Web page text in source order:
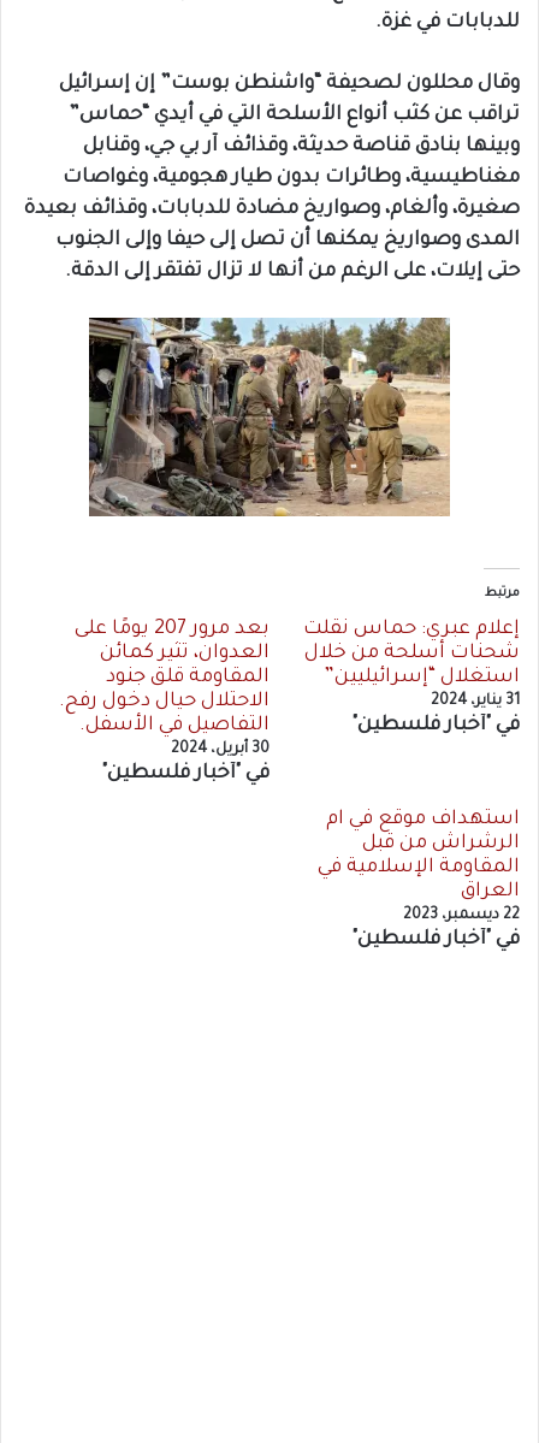
للدبابات في غزة.
وقال محللون لصحيفة “واشنطن بوست” إن إسرائيل
تراقب عن كثب أنواع الأسلحة التي في أيدي “حماس”
وبينها بنادق قناصة حديثة، وقذائف آر بي جي، وقنابل
مغناطيسية، وطائرات بدون طيار هجومية، وغواصات
صغيرة، وألغام، وصواريخ مضادة للدبابات، وقذائف بعيدة
المدى وصواريخ يمكنها أن تصل إلى حيفا وإلى الجنوب
حتى إيلات، على الرغم من أنها لا تزال تفتقر إلى الدقة.
مرتبط
إعلام عبري: حماس نقلت
شحنات أسلحة من خلال
استغلال “إسرائيليين”
31 يناير، 2024
في "أخبار فلسطين"
بعد مرور 207 يومًا على
العدوان، تثير كمائن
المقاومة قلق جنود
الاحتلال حيال دخول رفح.
التفاصيل في الأسفل.
30 أبريل، 2024
في "أخبار فلسطين"
استهداف موقع في ام
الرشراش من قبل
المقاومة الإسلامية في
العراق
22 ديسمبر، 2023
في "أخبار فلسطين"